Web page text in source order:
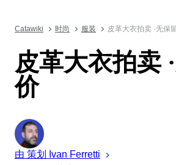
Catawiki 时尚 服装 皮革大衣拍卖 ·无保
皮革大衣拍卖
价
由 策划 Ivan Ferretti